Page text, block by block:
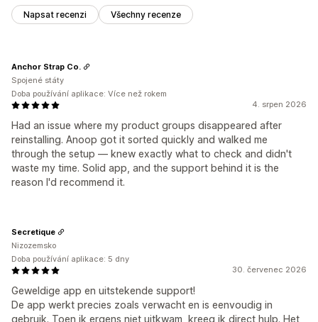
Napsat recenzi Všechny recenze
4. srpen 2026
Had an issue where my product groups disappeared after
reinstalling. Anoop got it sorted quickly and walked me
through the setup — knew exactly what to check and didn't
waste my time. Solid app, and the support behind it is the
reason I'd recommend it.
Anchor Strap Co.
Spojené státy
Doba používání aplikace: Více než rokem
30. červenec 2026
Geweldige app en uitstekende support!
De app werkt precies zoals verwacht en is eenvoudig in
gebruik. Toen ik ergens niet uitkwam, kreeg ik direct hulp. Het
Secretique
Nizozemsko
Doba používání aplikace: 5 dny